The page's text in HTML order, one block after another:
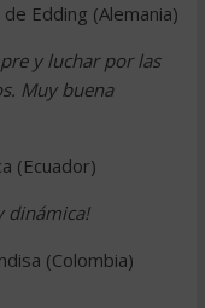
Edding (Alemania)
y luchar por las
Muy buena
(Ecuador)
dinámica!
(Colombia)